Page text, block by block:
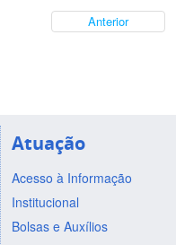
Anterior
Atuação
Acesso à Informação
Institucional
Bolsas e Auxílios